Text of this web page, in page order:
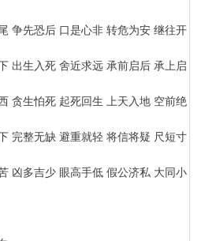
争先恐后 口是心非 转危为安 继往开
出生入死 舍近求远 承前启后 承上启
贪生怕死 起死回生 上天入地 空前绝
完整无缺 避重就轻 将信将疑 尺短寸
凶多吉少 眼高手低 假公济私 大同小